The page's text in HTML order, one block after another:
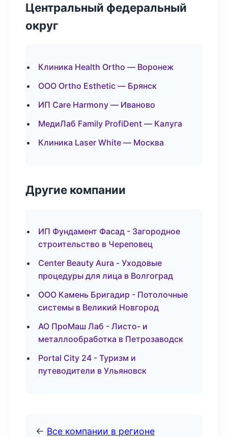
Центральный федеральный
округ
Клиника Health Ortho — Воронеж
ООО Ortho Esthetic — Брянск
ИП Care Harmony — Иваново
МедиЛаб Family ProfiDent — Калуга
Клиника Laser White — Москва
Другие компании
ИП Фундамент Фасад - Загородное
строительство в Череповец
Center Beauty Aura - Уходовые
процедуры для лица в Волгоград
ООО Камень Бригадир - Потолочные
системы в Великий Новгород
АО ПроМаш Лаб - Листо- и
металлообработка в Петрозаводск
Portal City 24 - Туризм и
путеводители в Ульяновск
← Все компании в регионе